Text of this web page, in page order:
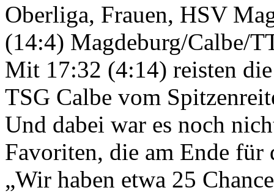
Oberliga, Frauen, HSV
(14:4) Magdeburg/Calbe/
Mit 17:32 (4:14) reisten
TSG Calbe vom
Und dabei war es noch
Favoriten, die am Ende für
„Wir haben etwa 25